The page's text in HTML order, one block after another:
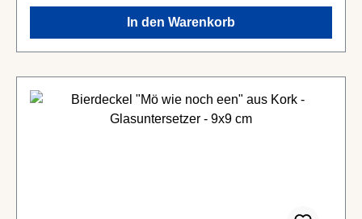
In den Warenkorb